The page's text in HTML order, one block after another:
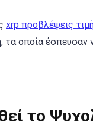
xrp προβλέψεις
τα οποία
το